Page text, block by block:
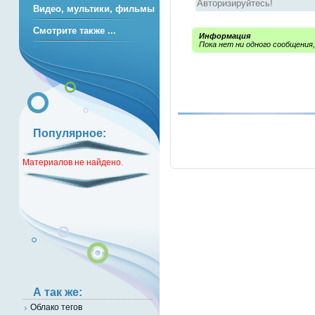
Информация
Пока нет ни одного
Видео, мультики, фильмы
Смотрите также ...
Популярное:
Материалов не найдено.
А так же:
Облако тегов